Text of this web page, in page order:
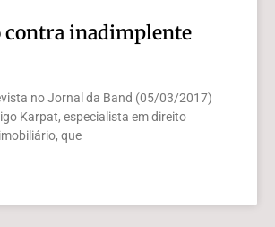
contra inadimplente
no Jornal da Band (05/03/2017)
Karpat, especialista em direito
que